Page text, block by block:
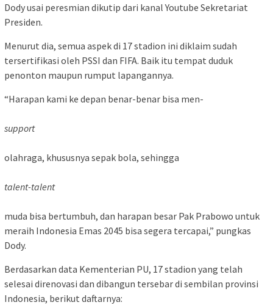
Dody usai peresmian dikutip dari kanal Youtube Sekretariat
Presiden.
Menurut dia, semua aspek di 17 stadion ini diklaim sudah
tersertifikasi oleh PSSI dan FIFA. Baik itu tempat duduk
penonton maupun rumput lapangannya.
“Harapan kami ke depan benar-benar bisa men-
support
olahraga, khususnya sepak bola, sehingga
talent-talent
muda bisa bertumbuh, dan harapan besar Pak Prabowo untuk
meraih Indonesia Emas 2045 bisa segera tercapai,” pungkas
Dody.
Berdasarkan data Kementerian PU, 17 stadion yang telah
selesai direnovasi dan dibangun tersebar di sembilan provinsi
Indonesia, berikut daftarnya: